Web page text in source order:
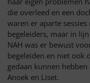
die overleed en een
waren er aparte
begeleiders, maar in
NAH was er bewust
begeleiden en niet ook
gedaan kunnen
Anoek en Liset.